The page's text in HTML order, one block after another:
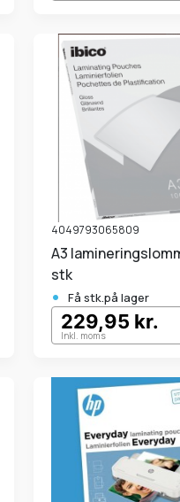
4049793065809
A3 lamineringslommer 100
stk
• Få stk.på lager
229,95 kr.
Inkl. moms